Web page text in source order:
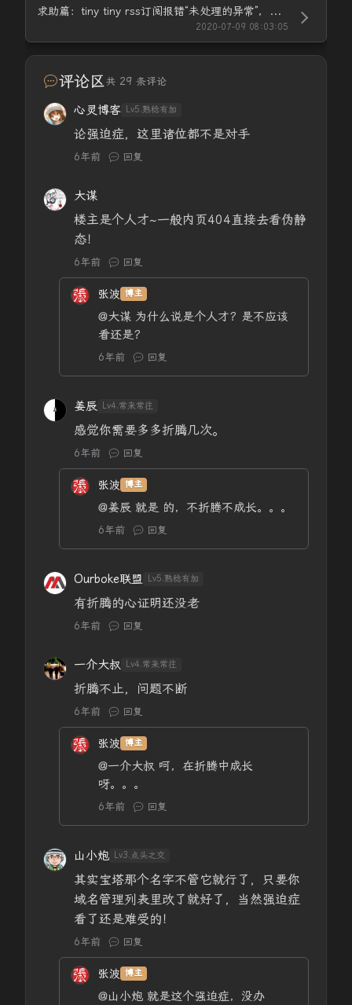
求助篇：tiny tiny rss订阅报错“未处理的异常”，怎么破！
2020-07-09 08:03:05
评论区共 29 条评论
心灵博客 Lv5.熟稔有加
论强迫症，这里诸位都不是对手
6年前 回复
大谋
楼主是个人才~一般内页404直接去看伪静
态！
6年前 回复
张波 博主
@大谋 为什么说是个人才？是不应该
看还是？
6年前 回复
姜辰 Lv4.常来常往
感觉你需要多多折腾几次。
6年前 回复
张波 博主
@姜辰 就是 的，不折腾不成长。。。
6年前 回复
Ourboke联盟 Lv5.熟稔有加
有折腾的心证明还没老
6年前 回复
一介大叔 Lv4.常来常往
折腾不止，问题不断
6年前 回复
张波 博主
@一介大叔 呵，在折腾中成长
呀。。。
6年前 回复
山小炮 Lv3.点头之交
其实宝塔那个名字不管它就行了，只要你
域名管理列表里改了就好了，当然强迫症
看了还是难受的！
6年前 回复
张波 博主
@山小炮 就是这个强迫症，没办